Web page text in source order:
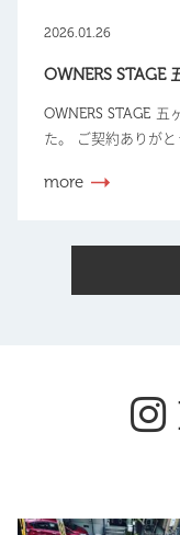
2026.01.26
OWNERS STAGE
OWNERS STAGE
た。 ご契約ありが
more